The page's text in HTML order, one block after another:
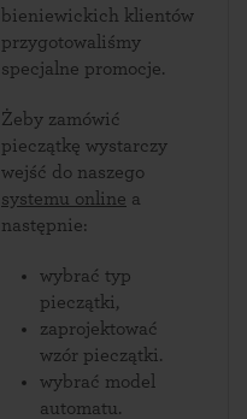
bieniewickich klientów
przygotowaliśmy
specjalne promocje.
Żeby zamówić
pieczątkę wystarczy
wejść do naszego
systemu online a
następnie:
wybrać typ
pieczątki,
zaprojektować
wzór pieczątki.
wybrać model
automatu.